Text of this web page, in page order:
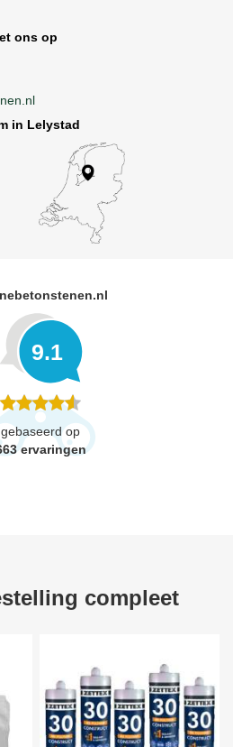
ons op
in Lelystad
9.1
gebaseerd op
ervaringen
compleet